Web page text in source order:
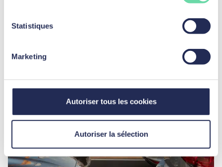
Statistiques
Marketing
Autoriser tous les cookies
Autoriser la sélection